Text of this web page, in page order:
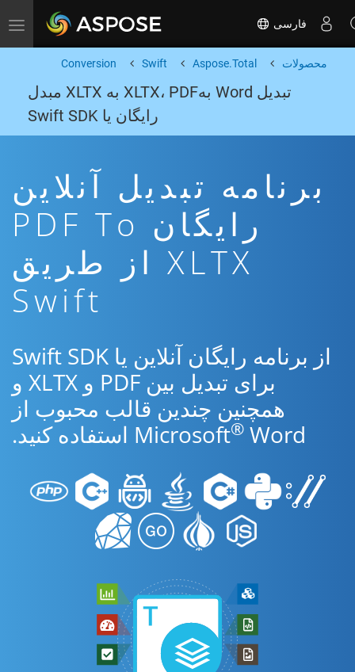
Toggle navigation فارسی
محصولات Aspose.Total
Swift
Conversion
تبدیل Word بهXLTX، PDF به XLTX مبدل
رایگان یا Swift SDK
برنامه تبدیل آنلاین
رایگان PDF To
XLTX از طریق
Swift
از برنامه رایگان آنلاین یا Swift SDK
برای تبدیل بین PDF و XLTX و
همچنین چندین قالب محبوب از
Microsoft® Word استفاده کنید.